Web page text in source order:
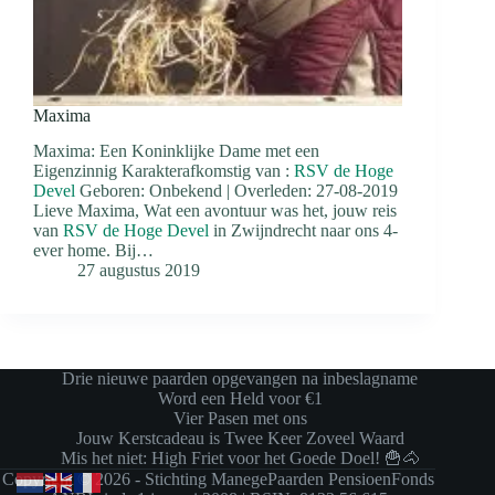
Maxima
Maxima: Een Koninklijke Dame met een
Eigenzinnig Karakterafkomstig van : RSV de Hoge
Devel Geboren: Onbekend | Overleden: 27-08-2019
Lieve Maxima, Wat een avontuur was het, jouw reis
van RSV de Hoge Devel in Zwijndrecht naar ons 4-
ever home. Bij…
27 augustus 2019
Drie nieuwe paarden opgevangen na inbeslagname
Word een Held voor €1
Vier Pasen met ons
Jouw Kerstcadeau is Twee Keer Zoveel Waard
Mis het niet: High Friet voor het Goede Doel! 🍟🐴
Copyright © 2026 - Stichting ManegePaarden PensioenFonds